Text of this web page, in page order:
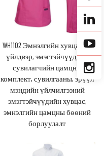
WH1102 Эмнэлгийн хувцасны
үйлдвэр, эмэгтэйчүүдийн
сувилагчийн цамцны
комплект, сувилгааны, эрүүл
мэндийн үйлчилгээний
эмэгтэйчүүдийн хувцас,
эмнэлгийн цамцны бөөний
борлуулалт